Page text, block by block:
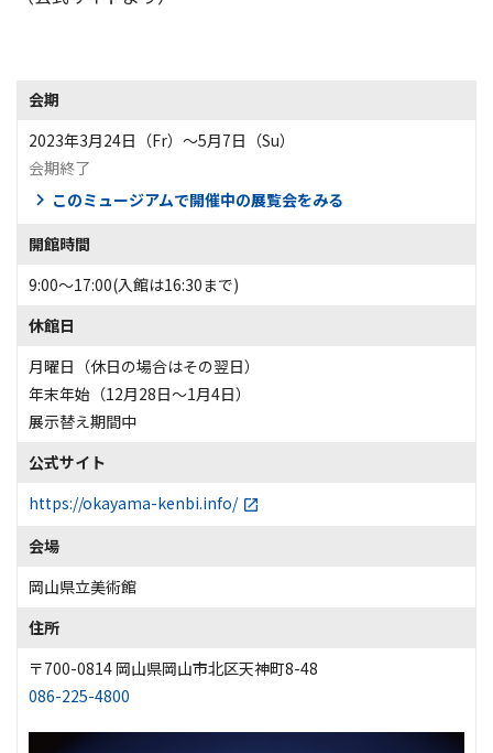
会期
2023年3月24日（Fr）〜5月7日（Su）
会期終了
このミュージアムで開催中の展覧会をみる
開館時間
9:00～17:00(入館は16:30まで)
休館日
月曜日（休日の場合はその翌日）
年末年始（12月28日～1月4日）
展示替え期間中
公式サイト
https://okayama-kenbi.info/
会場
岡山県立美術館
住所
〒700-0814 岡山県岡山市北区天神町8-48
086-225-4800